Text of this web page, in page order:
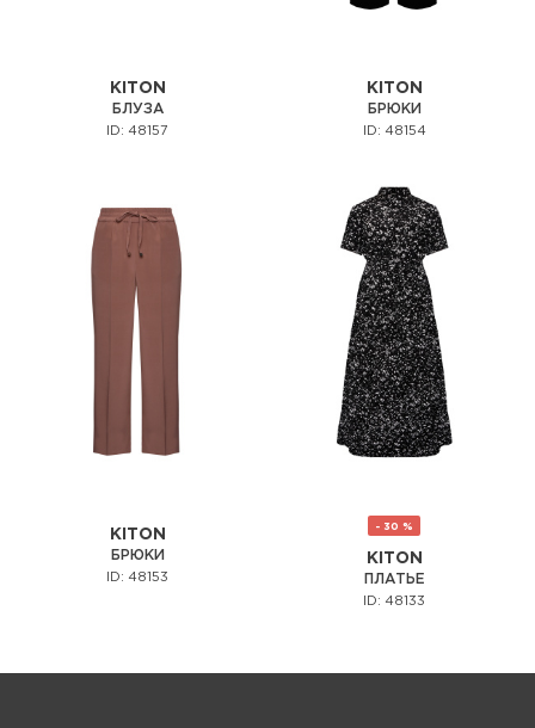
KITON
БЛУЗА
ID: 48157
KITON
БРЮКИ
ID: 48154
KITON
БРЮКИ
ID: 48153
- 30 %
KITON
ПЛАТЬЕ
ID: 48133